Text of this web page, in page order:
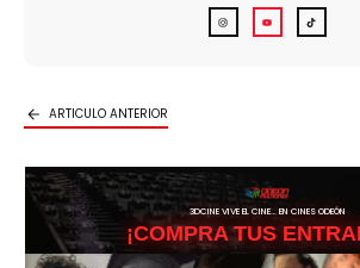
ARTICULO ANTERIOR
3DCINE VIVE EL CINE… EN CINES ODEÓN
¡COMPRA TUS